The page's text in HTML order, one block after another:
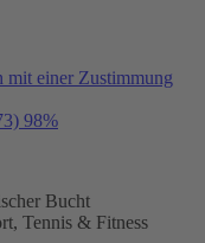
mit einer Zustimmung
98%
Bucht
Tennis & Fitness